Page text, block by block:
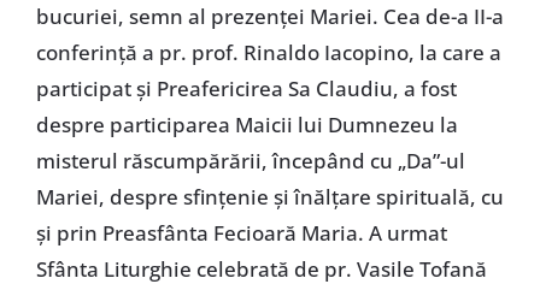
bucuriei, semn al prezenței Mariei. Cea de-a II-a
conferință a pr. prof. Rinaldo Iacopino, la care a
participat și Preafericirea Sa Claudiu, a fost
despre participarea Maicii lui Dumnezeu la
misterul răscumpărării, începând cu „Da”-ul
Mariei, despre sfințenie și înălțare spirituală, cu
și prin Preasfânta Fecioară Maria. A urmat
Sfânta Liturghie celebrată de pr. Vasile Tofană